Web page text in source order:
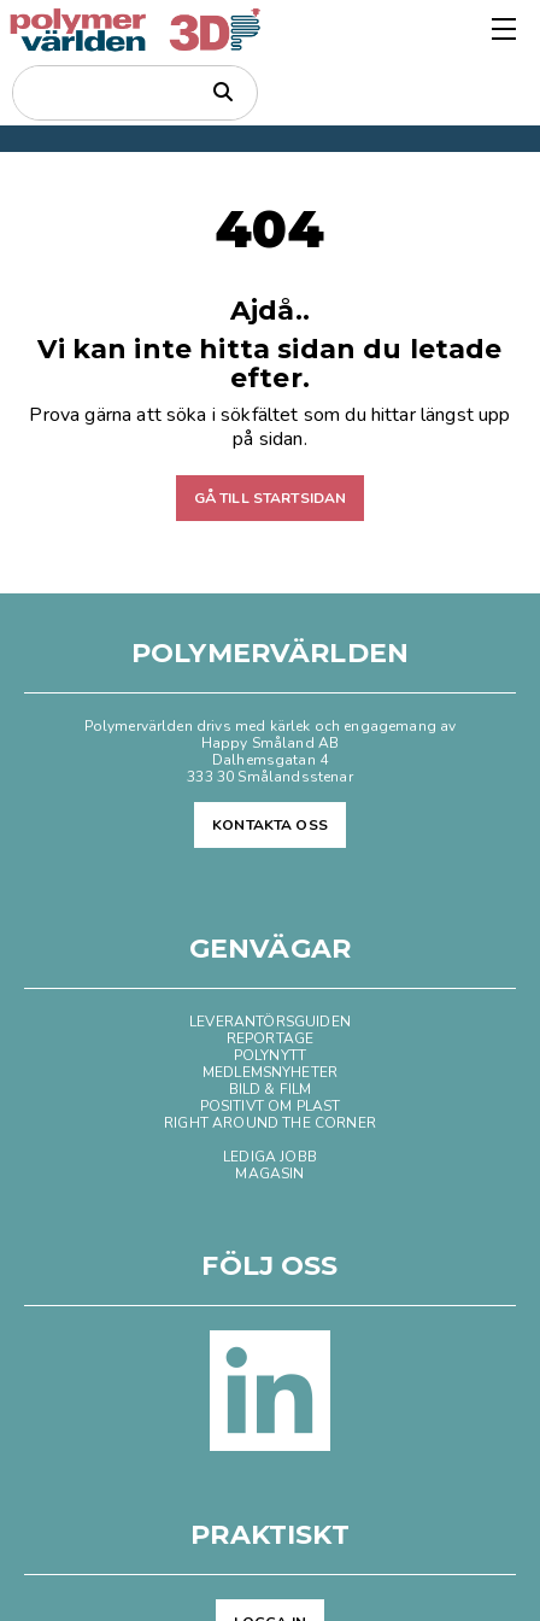
404
Ajdå..
Vi kan inte hitta sidan du letade
efter.
Prova gärna att söka i sökfältet som du hittar längst upp
på sidan.
GÅ TILL STARTSIDAN
POLYMERVÄRLDEN
Polymervärlden drivs med kärlek och engagemang av
Happy Småland AB
Dalhemsgatan 4
333 30 Smålandsstenar
KONTAKTA OSS
GENVÄGAR
LEVERANTÖRSGUIDEN
REPORTAGE
POLYNYTT
MEDLEMSNYHETER
BILD & FILM
POSITIVT OM PLAST
RIGHT AROUND THE CORNER
LEDIGA JOBB
MAGASIN
FÖLJ OSS
PRAKTISKT